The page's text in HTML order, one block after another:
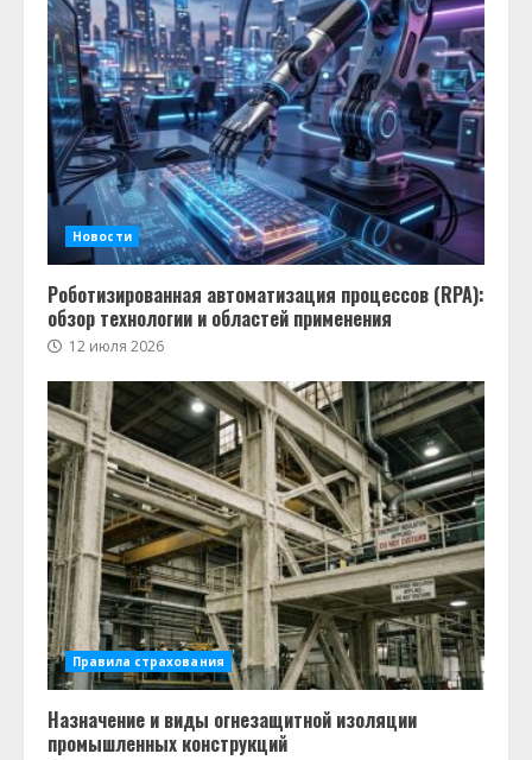
Новости
Роботизированная автоматизация процессов (RPA):
обзор технологии и областей применения
12 июля 2026
Правила страхования
Назначение и виды огнезащитной изоляции
промышленных конструкций